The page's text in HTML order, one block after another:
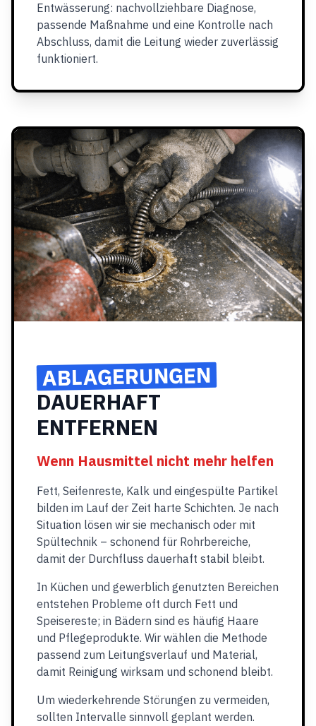
Entwässerung: nachvollziehbare Diagnose,
passende Maßnahme und eine Kontrolle nach
Abschluss, damit die Leitung wieder zuverlässig
funktioniert.
ABLAGERUNGEN
DAUERHAFT
ENTFERNEN
Wenn Hausmittel nicht mehr helfen
Fett, Seifenreste, Kalk und eingespülte Partikel
bilden im Lauf der Zeit harte Schichten. Je nach
Situation lösen wir sie mechanisch oder mit
Spültechnik – schonend für Rohrbereiche,
damit der Durchfluss dauerhaft stabil bleibt.
In Küchen und gewerblich genutzten Bereichen
entstehen Probleme oft durch Fett und
Speisereste; in Bädern sind es häufig Haare
und Pflegeprodukte. Wir wählen die Methode
passend zum Leitungsverlauf und Material,
damit Reinigung wirksam und schonend bleibt.
Um wiederkehrende Störungen zu vermeiden,
sollten Intervalle sinnvoll geplant werden.